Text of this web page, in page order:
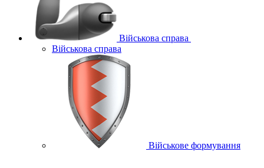
Військова справа
Військова справа
Військове формування